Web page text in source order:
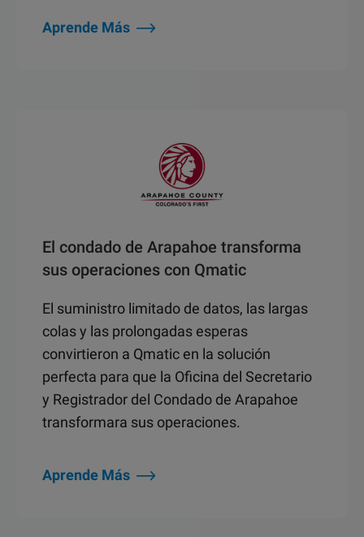
Aprende Más
El condado de Arapahoe transforma
sus operaciones con Qmatic
El suministro limitado de datos, las largas
colas y las prolongadas esperas
convirtieron a Qmatic en la solución
perfecta para que la Oficina del Secretario
y Registrador del Condado de Arapahoe
transformara sus operaciones.
Aprende Más